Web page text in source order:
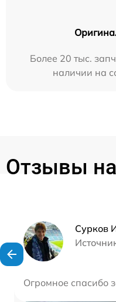
Более 20 тыс.
наличии на
Отзывы
Сурков
Огромное спасибо
Наши